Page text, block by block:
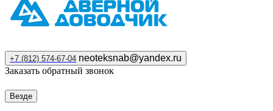
+7 (812) 574-67-04 neoteksnab@yandex.ru
Заказать обратный звонок
Везде